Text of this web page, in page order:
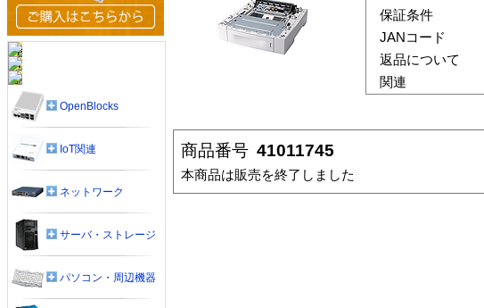
保証条件
JANコード
返品について
関連
商品番号 41011745
本商品は販売を終了しました
OpenBlocks
IoT関連
ネットワーク
サーバ・ストレージ
パソコン・周辺機器